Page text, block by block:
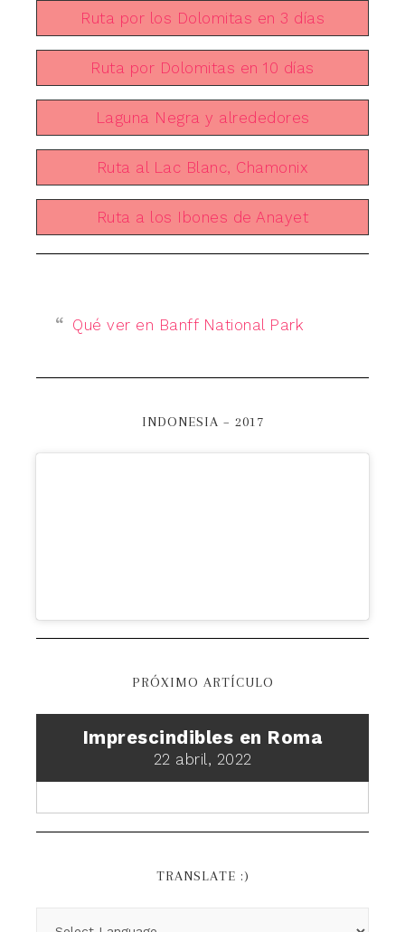
Ruta por los Dolomitas en 3 días
Ruta por Dolomitas en 10 días
Laguna Negra y alrededores
Ruta al Lac Blanc, Chamonix
Ruta a los Ibones de Anayet
Qué ver en Banff National Park
INDONESIA – 2017
PRÓXIMO ARTÍCULO
Imprescindibles en Roma
22 abril, 2022
TRANSLATE :)